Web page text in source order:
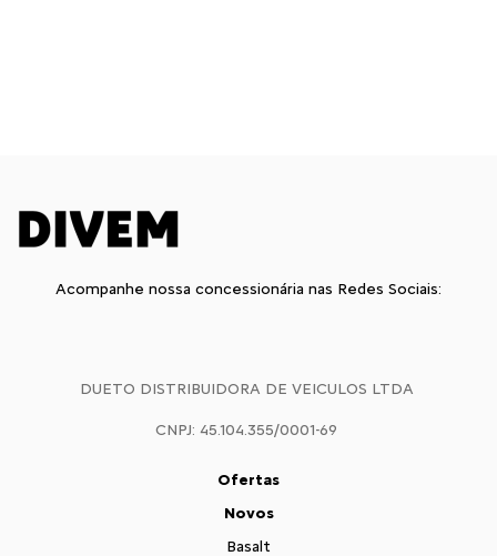
Acompanhe nossa concessionária nas Redes Sociais:
DUETO DISTRIBUIDORA DE VEICULOS LTDA
CNPJ: 45.104.355/0001-69
Ofertas
Novos
Basalt